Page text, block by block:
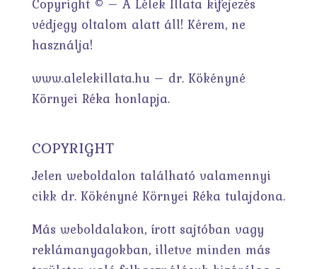
Copyright © – A Lélek Illata kifejezés
védjegy oltalom alatt áll! Kérem, ne
használja!
www.alelekillata.hu – dr. Kökényné
Környei Réka honlapja.
COPYRIGHT
Jelen weboldalon található valamennyi
cikk dr. Kökényné Környei Réka tulajdona.
Más weboldalakon, írott sajtóban vagy
reklámanyagokban, illetve minden más